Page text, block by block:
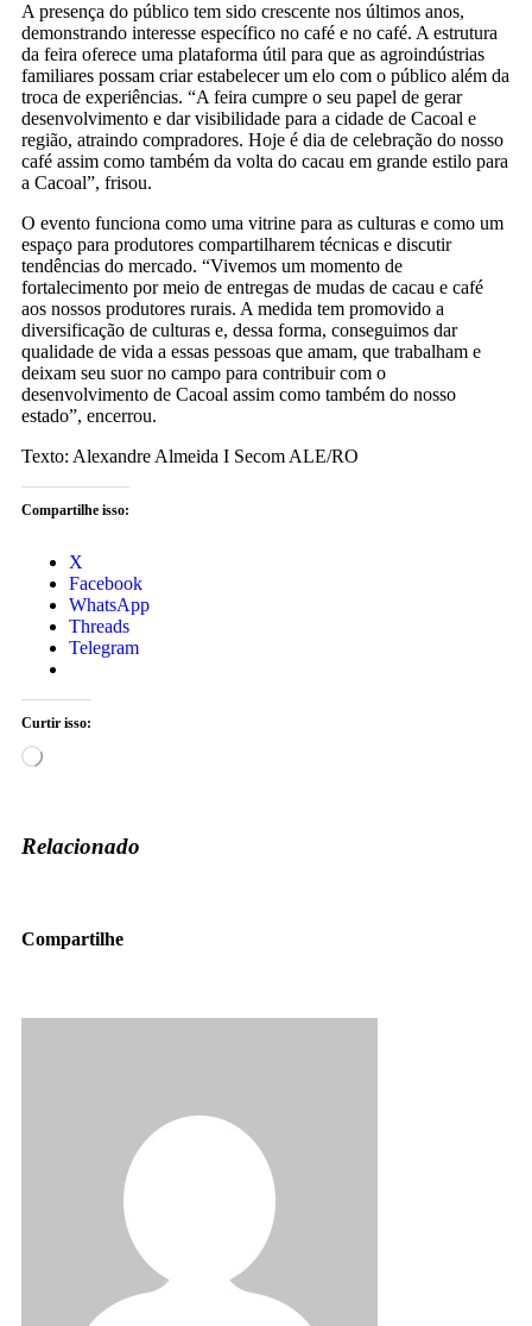
A presença do público tem sido crescente nos últimos anos,
demonstrando interesse específico no café e no café. A estrutura
da feira oferece uma plataforma útil para que as agroindústrias
familiares possam criar estabelecer um elo com o público além da
troca de experiências. “A feira cumpre o seu papel de gerar
desenvolvimento e dar visibilidade para a cidade de Cacoal e
região, atraindo compradores. Hoje é dia de celebração do nosso
café assim como também da volta do cacau em grande estilo para
a Cacoal”, frisou.
O evento funciona como uma vitrine para as culturas e como um
espaço para produtores compartilharem técnicas e discutir
tendências do mercado. “Vivemos um momento de
fortalecimento por meio de entregas de mudas de cacau e café
aos nossos produtores rurais. A medida tem promovido a
diversificação de culturas e, dessa forma, conseguimos dar
qualidade de vida a essas pessoas que amam, que trabalham e
deixam seu suor no campo para contribuir com o
desenvolvimento de Cacoal assim como também do nosso
estado”, encerrou.
Texto: Alexandre Almeida I Secom ALE/RO
Compartilhe isso:
X
Facebook
WhatsApp
Threads
Telegram
Curtir isso:
Relacionado
Compartilhe